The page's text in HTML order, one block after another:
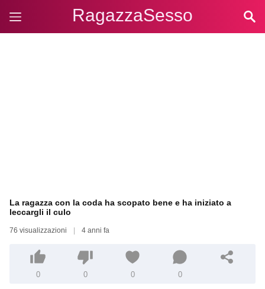
RagazzaSesso
La ragazza con la coda ha scopato bene e ha iniziato a
leccargli il culo
76 visualizzazioni 4 anni fa
0 0 0 0